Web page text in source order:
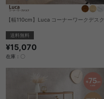
【幅110cm】Luca コーナーワークデスク
送料無料
¥15,070
在庫：〇